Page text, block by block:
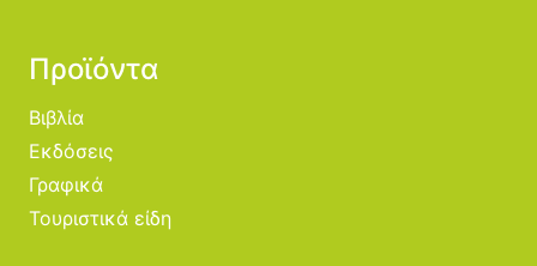
Προϊόντα
Βιβλία
Εκδόσεις
Γραφικά
Τουριστικά είδη